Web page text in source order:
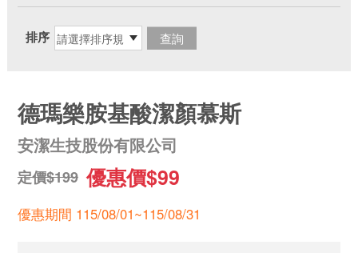
排序
德瑪樂胺基酸潔顏慕斯
安潔生技股份有限公司
定價$199 優惠價$99
優惠期間 115/08/01~115/08/31